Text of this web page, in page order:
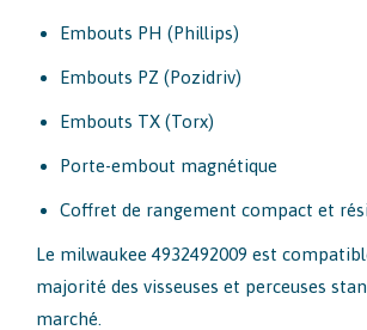
Embouts PH (Phillips)
Embouts PZ (Pozidriv)
Embouts TX (Torx)
Porte-embout magnétique
Coffret de rangement compact et
Le milwaukee 4932492009 est
majorité des visseuses et perceuses
marché.